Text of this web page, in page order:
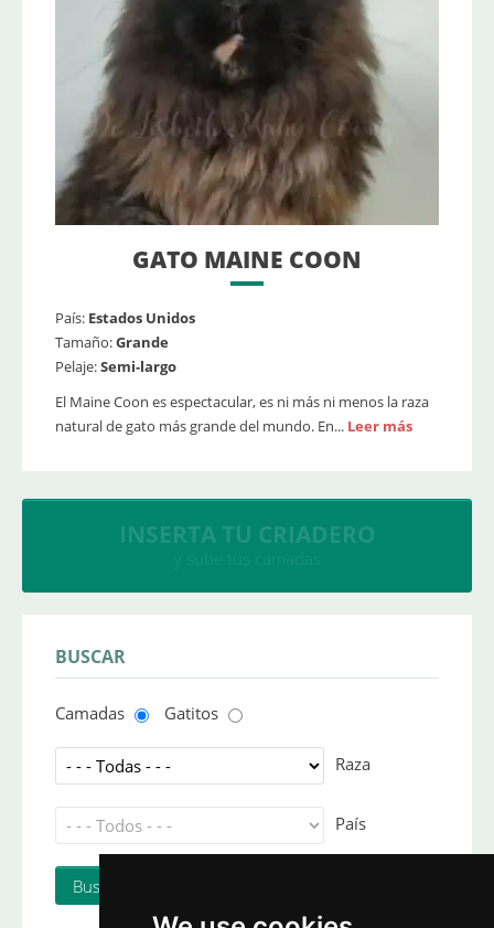
GATO MAINE COON
País: Estados Unidos
Tamaño:Grande
Pelaje:Semi-largo
El Maine Coon es espectacular, es ni más ni menos la raza
natural de gato más grande del mundo. En... Leer más
INSERTA TU CRIADERO
y sube tus camadas
BUSCAR
Camadas Gatitos
Raza
País